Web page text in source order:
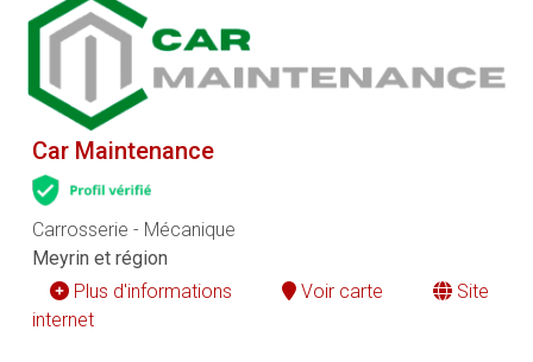
Car Maintenance
Carrosserie - Mécanique
Meyrin et région
Plus d'informations
Voir carte
Site
internet